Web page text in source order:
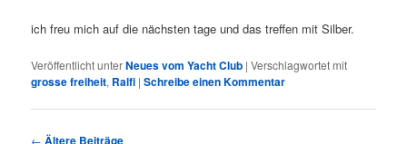
ich freu mich auf die nächsten tage und das treffen mit Silber.
Veröffentlicht unterNeues vom Yacht Club |Verschlagwortet mit
grosse freiheit, Ralfi |Schreibe einen Kommentar
Beitragsnavigation
← Ältere Beiträge